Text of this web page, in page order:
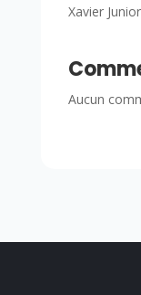
Xavier
Aucun